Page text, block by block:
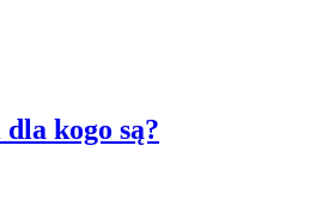
kogo są?